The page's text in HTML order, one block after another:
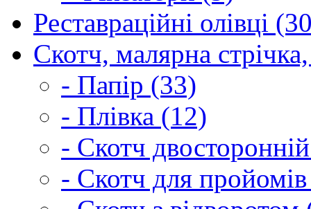
Реставраційні олівці
Скотч, малярна
- Папір (33)
- Плівка (12)
- Скотч
- Скотч для